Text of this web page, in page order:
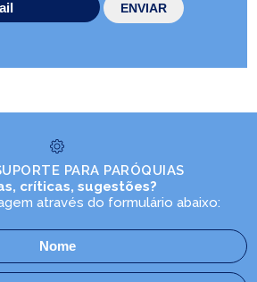
PARA PARÓQUIAS
críticas, sugestões?
através do formulário abaixo: